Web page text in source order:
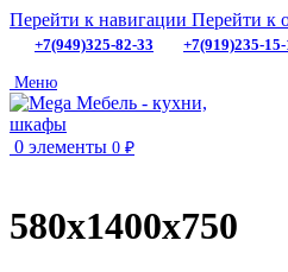
Перейти к навигации Перейти к
+7(949)325-82-33 +7(919)235-15-
Меню
0 элементы 0 ₽
580х1400х750